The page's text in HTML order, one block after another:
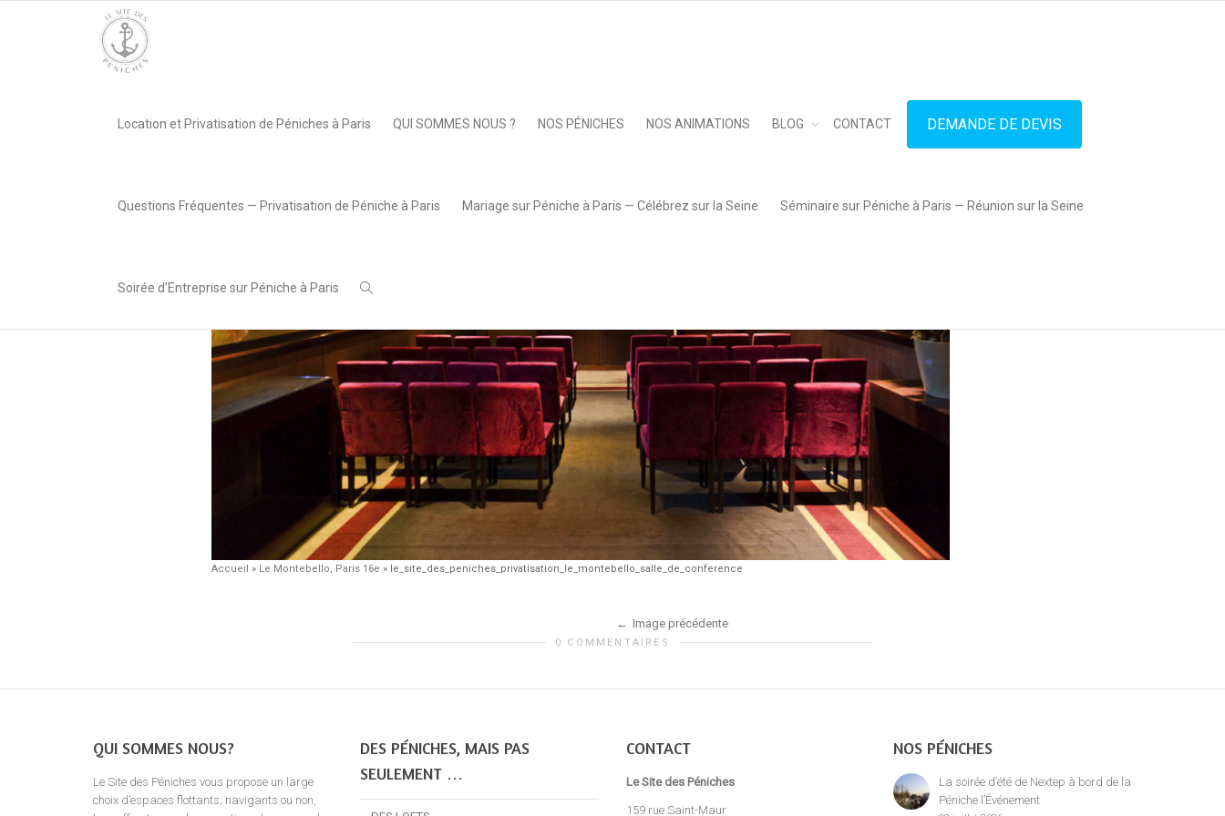
Location et Privatisation de Péniches à Paris QUI SOMMES NOUS ? NOS PÉNICHES NOS ANIMATIONS BLOG CONTACT DEMANDE DE DEVIS
Questions Fréquentes — Privatisation de Péniche à Paris Mariage sur Péniche à Paris — Célébrez sur la Seine Séminaire sur Péniche à Paris — Réunion sur la Seine
Soirée d’Entreprise sur Péniche à Paris
Accueil » Le Montebello, Paris 16e » le_site_des_peniches_privatisation_le_montebello_salle_de_conference
Image précédente
0 COMMENTAIRES
QUI SOMMES NOUS?
Le Site des Péniches vous propose un large
choix d’espaces flottants; navigants ou non,
DES PÉNICHES, MAIS PAS
SEULEMENT …
CONTACT
Le Site des Péniches
159 rue Saint-Maur
NOS PÉNICHES
La soirée d’été de Nextep à bord de la
Péniche l’Événement